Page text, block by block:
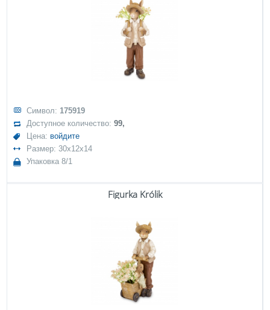
Символ: 175919
Доступное количество:99,
Цена: войдите
Размер: 30x12x14
Упаковка 8/1
Figurka Królik